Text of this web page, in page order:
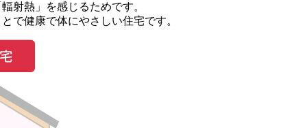
射熱」を感じるためです。
で健康で体にやさしい住宅です。